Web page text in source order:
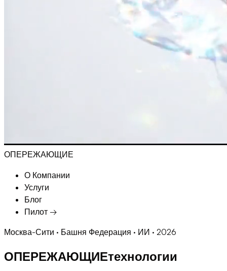
ОПЕРЕЖАЮЩИ Е
О Компании
Услуги
Блог
Пилот →
Москва-Сити · Башня Федерация · ИИ · 2026
ОПЕРЕЖАЮЩИЕтехнологии